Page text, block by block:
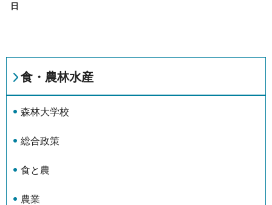
日
食・農林水産
森林大学校
総合政策
食と農
農業